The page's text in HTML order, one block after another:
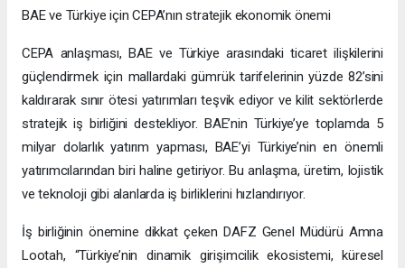
BAE ve Türkiye için CEPA’nın stratejik ekonomik önemi
CEPA anlaşması, BAE ve Türkiye arasındaki ticaret ilişkilerini
güçlendirmek için mallardaki gümrük tarifelerinin yüzde 82’sini
kaldırarak sınır ötesi yatırımları teşvik ediyor ve kilit sektörlerde
stratejik iş birliğini destekliyor. BAE’nin Türkiye’ye toplamda 5
milyar dolarlık yatırım yapması, BAE’yi Türkiye’nin en önemli
yatırımcılarından biri haline getiriyor. Bu anlaşma, üretim, lojistik
ve teknoloji gibi alanlarda iş birliklerini hızlandırıyor.
İş birliğinin önemine dikkat çeken DAFZ Genel Müdürü Amna
Lootah, “Türkiye’nin dinamik girişimcilik ekosistemi, küresel